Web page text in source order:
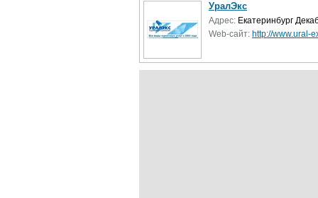
УралЭкс
Адрес: Екатеринбург
Web-сайт: http://www.ural-